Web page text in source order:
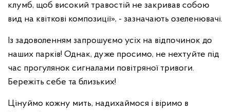
клумб, щоб високий травостій не закривав собою
вид на квіткові композиції», - зазначають озеленювачі.
Із задоволенням запрошуємо усіх на відпочинок до
наших парків! Однак, дуже просимо, не нехтуйте під
час прогулянок сигналами повітряної тривоги.
Бережіть себе та близьких!
Цінуймо кожну мить, надихаймося і віримо в